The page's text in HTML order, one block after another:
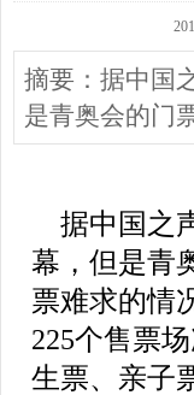
摘要：据中国
是青奥会的门
据中国之
幕，但是青
票难求的情
225个售票
生票、亲子